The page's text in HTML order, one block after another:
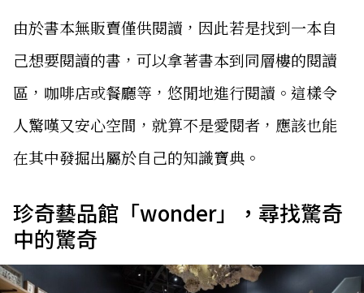
由於書本無販賣僅供閱讀，因此若是找到一本自
己想要閱讀的書，可以拿著書本到同層樓的閱讀
區，咖啡店或餐廳等，悠閒地進行閱讀。這樣令
人驚嘆又安心空間，就算不是愛閱者，應該也能
在其中發掘出屬於自己的知識寶典。
珍奇藝品館「wonder」，尋找驚奇
中的驚奇